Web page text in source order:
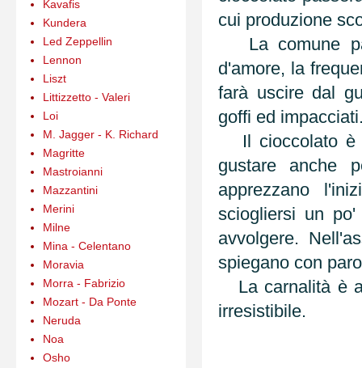
cui produzione
La comune
d'amore, la
farà uscire dal
goffi ed
Il cioccolato è
gustare anche
apprezzano
sciogliersi un
avvolgere.
spiegano con
La carnalità è
irresistibile.
Kavafis
Kundera
Led Zeppellin
Lennon
Liszt
Littizzetto - Valeri
Loi
M. Jagger - K. Richard
Magritte
Mastroianni
Mazzantini
Merini
Milne
Mina - Celentano
Moravia
Morra - Fabrizio
Mozart - Da Ponte
Neruda
Noa
Osho